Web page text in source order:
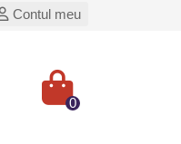
Contul meu
0